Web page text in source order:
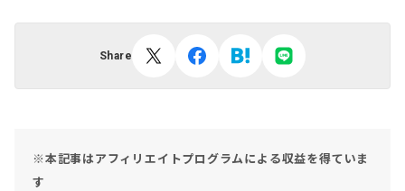
Share
※本記事はアフィリエイトプログラムによる収益を得ていま
す